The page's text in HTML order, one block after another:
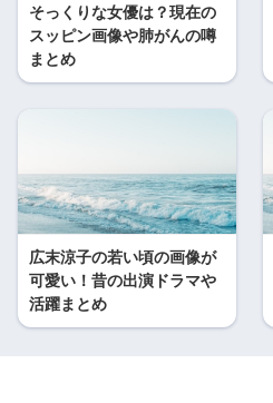
そっくりな女優は？現在の
スッピン画像や肺がんの噂
まとめ
広末涼子の若い頃の画像が
可愛い！昔の出演ドラマや
活躍まとめ